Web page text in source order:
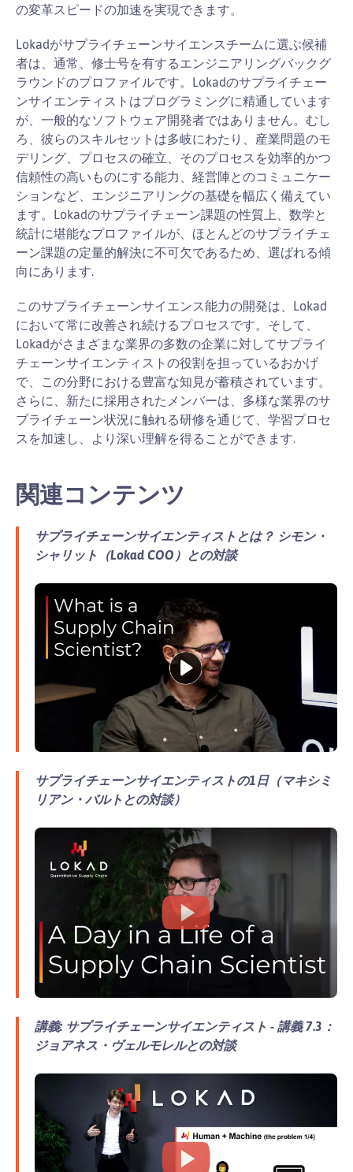
の変革スピードの加速を実現できます。
Lokadがサプライチェーンサイエンスチームに選ぶ候補
者は、通常、修士号を有するエンジニアリングバックグ
ラウンドのプロファイルです。Lokadのサプライチェー
ンサイエンティストはプログラミングに精通しています
が、一般的なソフトウェア開発者ではありません。むし
ろ、彼らのスキルセットは多岐にわたり、産業問題のモ
デリング、プロセスの確立、そのプロセスを効率的かつ
信頼性の高いものにする能力、経営陣とのコミュニケー
ションなど、エンジニアリングの基礎を幅広く備えてい
ます。Lokadのサプライチェーン課題の性質上、数学と
統計に堪能なプロファイルが、ほとんどのサプライチェ
ーン課題の定量的解決に不可欠であるため、選ばれる傾
向にあります.
このサプライチェーンサイエンス能力の開発は、Lokad
において常に改善され続けるプロセスです。そして、
Lokadがさまざまな業界の多数の企業に対してサプライ
チェーンサイエンティストの役割を担っているおかげ
で、この分野における豊富な知見が蓄積されています。
さらに、新たに採用されたメンバーは、多様な業界のサ
プライチェーン状況に触れる研修を通じて、学習プロセ
スを加速し、より深い理解を得ることができます.
関連コンテンツ
サプライチェーンサイエンティストとは？ シモン・
シャリット（Lokad COO）との対談
サプライチェーンサイエンティストの1日（マキシミ
リアン・バルトとの対談）
講義: サプライチェーンサイエンティスト - 講義 7.3：
ジョアネス・ヴェルモレルとの対談